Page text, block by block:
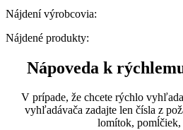
Nájdení výrobcovia:
Nájdené produkty:
Nápoveda k
V prípade, že chcete rýchlo
vyhľadávača zadajte len čísla z
lomítok, pomĺčiek,